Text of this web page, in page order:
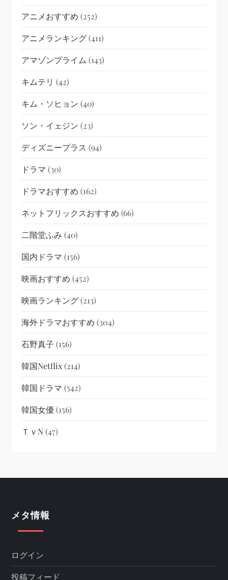
アニメおすすめ (252)
アニメランキング(411)
アマゾンプライム (143)
キムテリ (42)
キム・ソヒョン (40)
ソン・イェジン (23)
ディズニープラス (94)
ドラマ (30)
ドラマおすすめ (162)
ネットフリックスおすすめ (66)
二階堂ふみ (40)
国内ドラマ (156)
映画おすすめ (452)
映画ランキング(213)
海外ドラマおすすめ (304)
石野真子 (156)
韓国netflix(214)
韓国ドラマ (542)
韓国女優(156)
ＴｖN(47)
メタ情報
ログイン
投稿フィード